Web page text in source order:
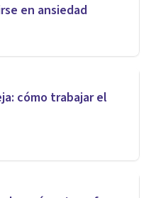
en ansiedad
cómo trabajar el